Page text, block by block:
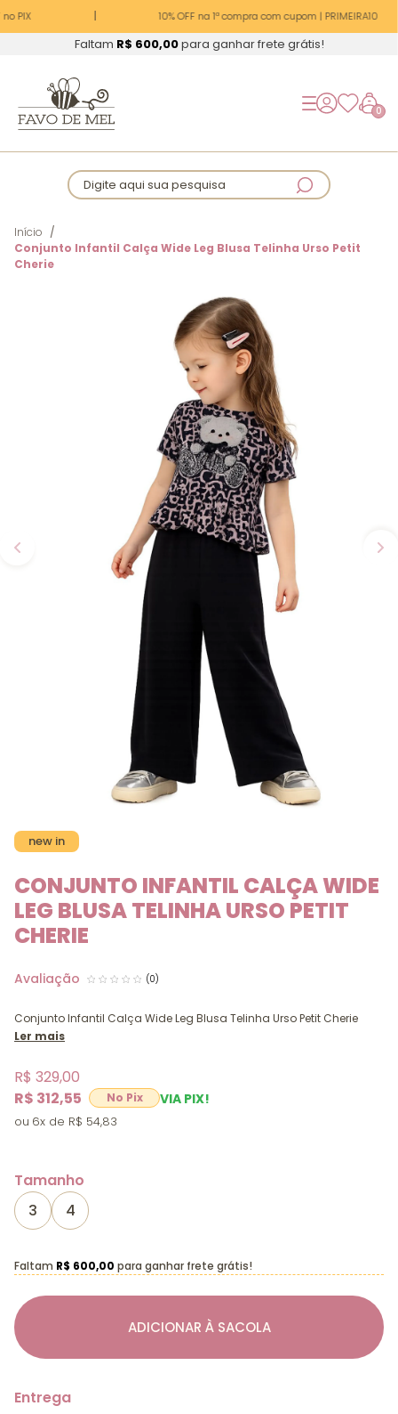
PIX 10% OFF na 1ª compra com cupom | PRIMEIRA10
Faltam R$ 600,00para ganhar frete grátis!
0
Digite aqui sua pesquisa
Início
Conjunto Infantil Calça Wide Leg Blusa Telinha Urso Petit
Cherie
new in
CONJUNTO INFANTIL CALÇA WIDE
LEG BLUSA TELINHA URSO PETIT
CHERIE
(0)
Conjunto Infantil Calça Wide Leg Blusa Telinha Urso Petit Cherie
Ler mais
R$ 312,55 VIA PIX!
R$ 329,00
6x R$ 54,83
Tamanho
3
4
ADICIONAR À SACOLA
Faltam R$ 600,00 para ganhar frete grátis!